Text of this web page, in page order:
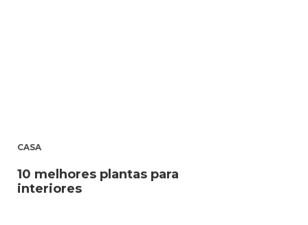
CASA
10 melhores plantas para
interiores